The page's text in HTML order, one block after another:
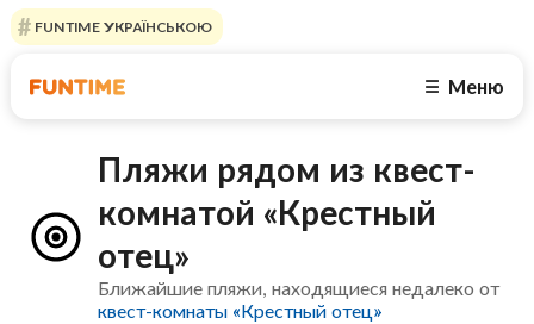
FUNTIME УКРАЇНСЬКОЮ
☰ Меню
Пляжи рядом из квест-
комнатой «Крестный
отец»
Ближайшие пляжи, находящиеся недалеко от
квест-комнаты «Крестный отец»